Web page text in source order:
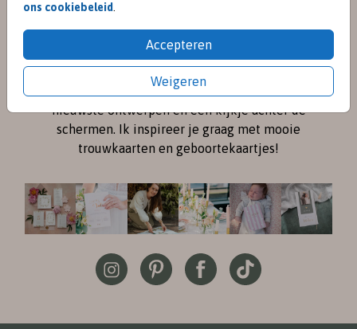
ons cookiebeleid
Accepteren
Weigeren
meet me on
SOCIAL MEDIA
Instagramen
nieuwste ontwerpen en een kijkje achter de
schermen. Ik inspireer je graag met mooie
trouwkaarten en geboortekaartjes!